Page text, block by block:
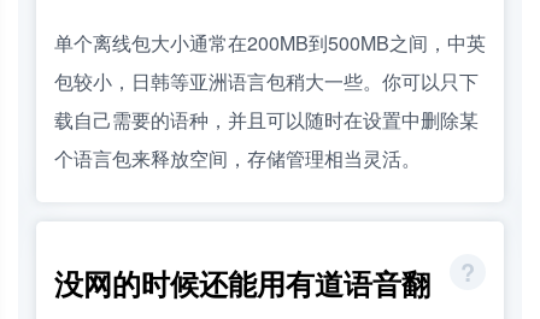
单个离线包大小通常在200MB到500MB之间，中英
包较小，日韩等亚洲语言包稍大一些。你可以只下
载自己需要的语种，并且可以随时在设置中删除某
个语言包来释放空间，存储管理相当灵活。
没网的时候还能用有道语音翻